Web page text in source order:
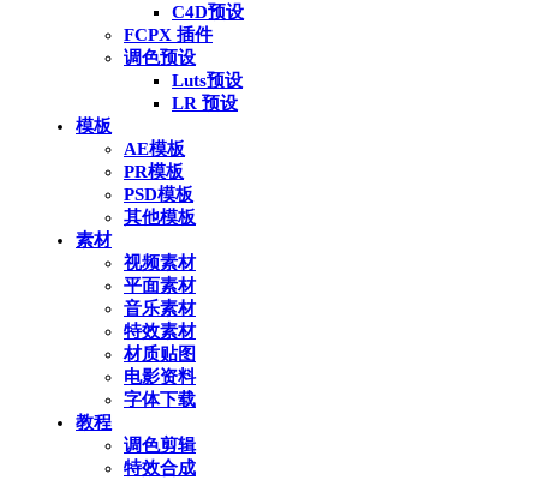
C4D预设
FCPX 插件
调色预设
Luts预设
LR 预设
模板
AE模板
PR模板
PSD模板
其他模板
素材
视频素材
平面素材
音乐素材
特效素材
材质贴图
电影资料
字体下载
教程
调色剪辑
特效合成